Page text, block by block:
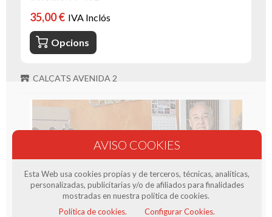
35,00 € IVA Inclós
Opcions
CALÇATS AVENIDA 2
Esta Web usa cookies propias y de terceros, técnicas, analíticas,
personalizadas, publicitarias y/o de afiliados para finalidades
mostradas en nuestra política de cookies.
Política de cookies.
Configurar Cookies.